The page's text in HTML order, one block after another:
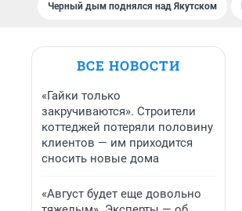
Черный дым поднялся над Якутском
ВСЕ НОВОСТИ
«Гайки только
закручиваются». Строители
коттеджей потеряли половину
клиентов — им приходится
сносить новые дома
«Август будет еще довольно